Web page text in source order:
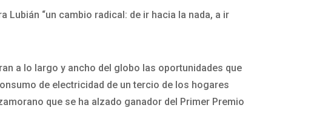
Lubián “un cambio radical: de ir hacia la nada, a ir
a lo largo y ancho del globo las oportunidades que
de electricidad de un tercio de los hogares
que se ha alzado ganador del Primer Premio